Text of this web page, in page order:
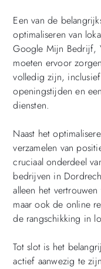
Een van de
optimaliseren van
Google Mijn Bedrijf,
moeten ervoor
volledig zijn,
openingstijden en
diensten.
Naast het
verzamelen van
cruciaal onderdeel
bedrijven in
alleen het
maar ook de online
de rangschikking in
Tot slot is het
actief aanwezig te